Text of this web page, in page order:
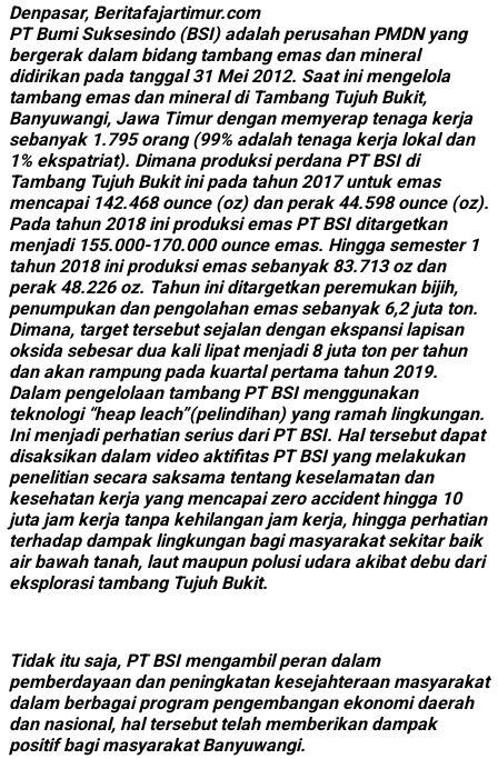
Denpasar, Beritafajartimur.com
PT Bumi Suksesindo (BSI) adalah perusahan PMDN yang
bergerak dalam bidang tambang emas dan mineral
didirikan pada tanggal 31 Mei 2012. Saat ini mengelola
tambang emas dan mineral di Tambang Tujuh Bukit,
Banyuwangi, Jawa Timur dengan memyerap tenaga kerja
sebanyak 1.795 orang (99% adalah tenaga kerja lokal dan
1% ekspatriat). Dimana produksi perdana PT BSI di
Tambang Tujuh Bukit ini pada tahun 2017 untuk emas
mencapai 142.468 ounce (oz) dan perak 44.598 ounce (oz).
Pada tahun 2018 ini produksi emas PT BSI ditargetkan
menjadi 155.000-170.000 ounce emas. Hingga semester 1
tahun 2018 ini produksi emas sebanyak 83.713 oz dan
perak 48.226 oz. Tahun ini ditargetkan peremukan bijih,
penumpukan dan pengolahan emas sebanyak 6,2 juta ton.
Dimana, target tersebut sejalan dengan ekspansi lapisan
oksida sebesar dua kali lipat menjadi 8 juta ton per tahun
dan akan rampung pada kuartal pertama tahun 2019.
Dalam pengelolaan tambang PT BSI menggunakan
teknologi “heap leach”(pelindihan) yang ramah lingkungan.
Ini menjadi perhatian serius dari PT BSI. Hal tersebut dapat
disaksikan dalam video aktifitas PT BSI yang melakukan
penelitian secara saksama tentang keselamatan dan
kesehatan kerja yang mencapai zero accident hingga 10
juta jam kerja tanpa kehilangan jam kerja, hingga perhatian
terhadap dampak lingkungan bagi masyarakat sekitar baik
air bawah tanah, laut maupun polusi udara akibat debu dari
eksplorasi tambang Tujuh Bukit.
Tidak itu saja, PT BSI mengambil peran dalam
pemberdayaan dan peningkatan kesejahteraan masyarakat
dalam berbagai program pengembangan ekonomi daerah
dan nasional, hal tersebut telah memberikan dampak
positif bagi masyarakat Banyuwangi.